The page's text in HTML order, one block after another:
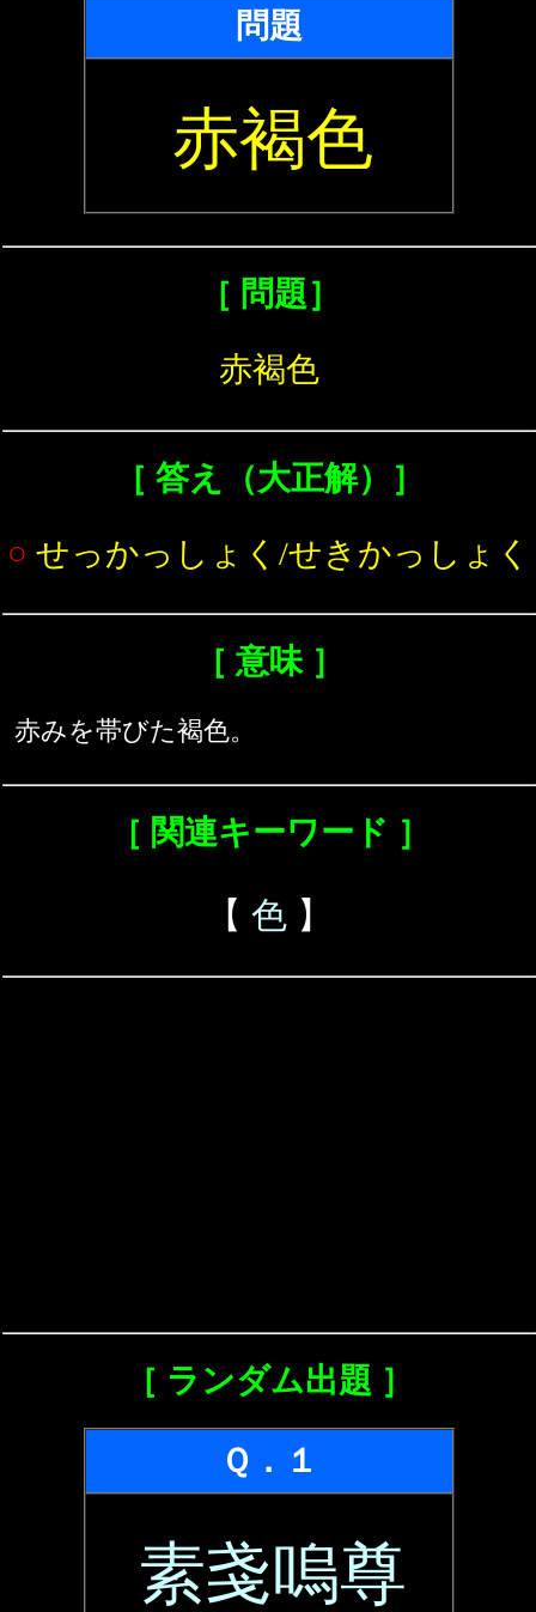
問題
赤褐色
［ 問題］
赤褐色
［ 答え（大正解）］
○ せっかっしょく/せきかっしょく
［ 意味 ］
赤みを帯びた褐色。
［ 関連キーワード ］
【 色 】
［ ランダム出題 ］
Ｑ．１
素戔嗚尊